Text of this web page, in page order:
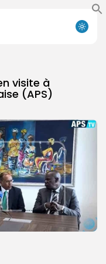
visite à
(APS)